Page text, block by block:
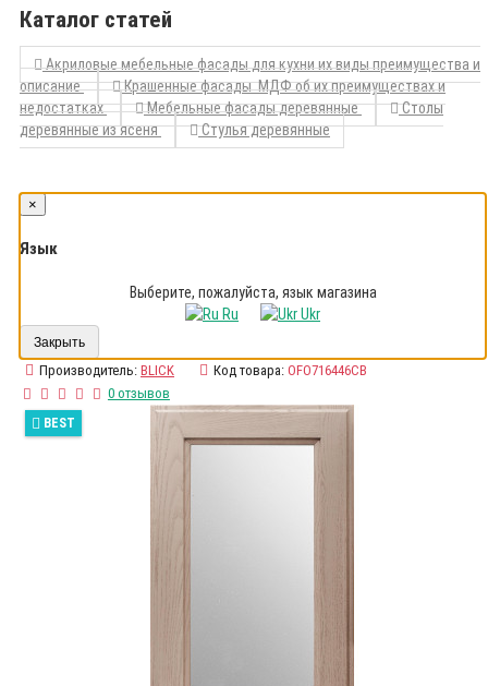
Каталог статей
Акриловые мебельные фасады для кухни их виды преимущества и
описание
Крашенные фасады МДФ об их преимуществах и
недостатках
Мебельные фасады деревянные
Столы
деревянные из ясеня
Стулья деревянные
×
Язык
Выберите, пожалуйста, язык магазина
Ru
Ukr
Закрыть
Производитель: BLICK Код товара: OFO716446CB
0 отзывов
BEST